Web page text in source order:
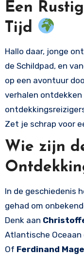
Een
Tijd
Hallo daar, jonge
de Schildpad, en
op een avontuur
verhalen ontdekken
Zet je schrap voor
Wie zijn
In de geschiedenis
gehad om
Denk aan
Atlantische
Of Ferdinand